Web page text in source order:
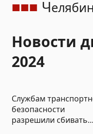
Ч
Новости
2024
Службам
безопасности
разрешили сбивать